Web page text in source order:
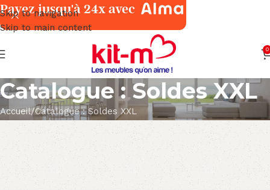
Skip to navigation
Skip to main content
0
Catalogue : Soldes XXL
Accueil Catalogue : Soldes XXL
Payez jusqu'à 24x avec